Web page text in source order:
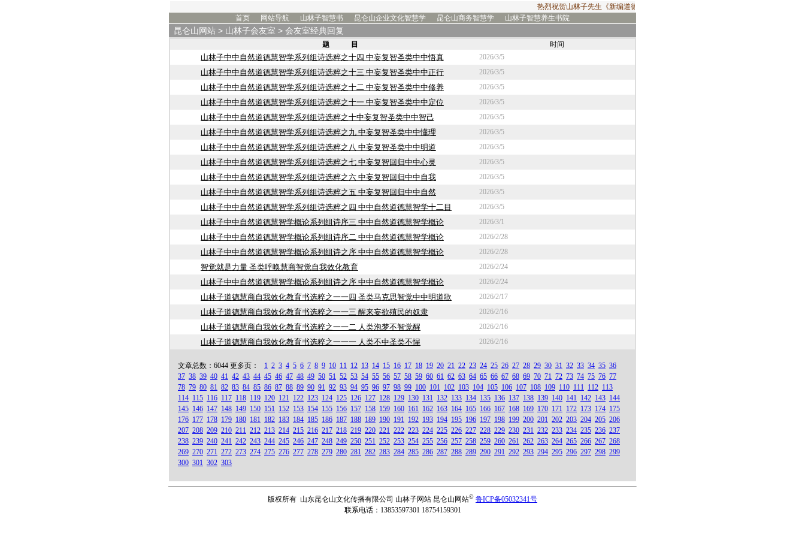
热烈祝贺山林子先生《新编道德经》2019年出版发行！由华夏出版社出版发行的山
首页
网站导航 山林子智慧书 昆仑山企业文化智慧学 昆仑山商务智慧学 山林子智慧养生书院
昆仑山网站 > 山林子会友室 > 会友室经典回复
题 目 时间
山林子中中自然道德慧智学系列组诗选粹之十四 中妄复智圣类中中悟真 2026/3/5
山林子中中自然道德慧智学系列组诗选粹之十三 中妄复智圣类中中正行 2026/3/5
山林子中中自然道德慧智学系列组诗选粹之十二 中妄复智圣类中中修养 2026/3/5
山林子中中自然道德慧智学系列组诗选粹之十一 中妄复智圣类中中定位 2026/3/5
山林子中中自然道德慧智学系列组诗选粹之十中妄复智圣类中中智己 2026/3/5
山林子中中自然道德慧智学系列组诗选粹之九 中妄复智圣类中中懂理 2026/3/5
山林子中中自然道德慧智学系列组诗选粹之八 中妄复智圣类中中明道 2026/3/5
山林子中中自然道德慧智学系列组诗选粹之七 中妄复智回归中中心灵 2026/3/5
山林子中中自然道德慧智学系列组诗选粹之六 中妄复智回归中中自我 2026/3/5
山林子中中自然道德慧智学系列组诗选粹之五 中妄复智回归中中自然 2026/3/5
山林子中中自然道德慧智学系列组诗选粹之四 中中自然道德慧智学十二目 2026/3/5
山林子中中自然道德慧智学概论系列组诗序三 中中自然道德慧智学概论 2026/3/1
山林子中中自然道德慧智学概论系列组诗序二 中中自然道德慧智学概论 2026/2/28
山林子中中自然道德慧智学概论系列组诗之序 中中自然道德慧智学概论 2026/2/28
智觉就是力量 圣类呼唤慧商智觉自我效化教育 2026/2/24
山林子中中自然道德慧智学概论系列组诗之序 中中自然道德慧智学概论 2026/2/24
山林子道德慧商自我效化教育书选粹之一一四 圣类马克思智觉中中明道歌 2026/2/17
山林子道德慧商自我效化教育书选粹之一一三 醒来妄欲殖民的奴隶 2026/2/16
山林子道德慧商自我效化教育书选粹之一一二 人类泡梦不智觉醒 2026/2/16
山林子道德慧商自我效化教育书选粹之一一一 人类不中圣类不惺 2026/2/16
文章总数：6044 更多页： 1 2 3 4 5 6 7 8 9 10 11 12 13 14 15 16 17 18 19 20 21 22 23 24 25 26 27 28 29 30 31 32 33 34 35 36
37 38 39 40 41 42 43 44 45 46 47 48 49 50 51 52 53 54 55 56 57 58 59 60 61 62 63 64 65 66 67 68 69 70 71 72 73 74 75 76 77
78 79 80 81 82 83 84 85 86 87 88 89 90 91 92 93 94 95 96 97 98 99 100 101 102 103 104 105 106 107 108 109 110 111 112 113
114 115 116 117 118 119 120 121 122 123 124 125 126 127 128 129 130 131 132 133 134 135 136 137 138 139 140 141 142 143 144
145 146 147 148 149 150 151 152 153 154 155 156 157 158 159 160 161 162 163 164 165 166 167 168 169 170 171 172 173 174 175
176 177 178 179 180 181 182 183 184 185 186 187 188 189 190 191 192 193 194 195 196 197 198 199 200 201 202 203 204 205 206
207 208 209 210 211 212 213 214 215 216 217 218 219 220 221 222 223 224 225 226 227 228 229 230 231 232 233 234 235 236 237
238 239 240 241 242 243 244 245 246 247 248 249 250 251 252 253 254 255 256 257 258 259 260 261 262 263 264 265 266 267 268
269 270 271 272 273 274 275 276 277 278 279 280 281 282 283 284 285 286 287 288 289 290 291 292 293 294 295 296 297 298 299
300 301 302 303
版权所有 山东昆仑山文化传播有限公司 山林子网站 昆仑山网站© 鲁ICP备05032341号
联系电话：13853597301 18754159301